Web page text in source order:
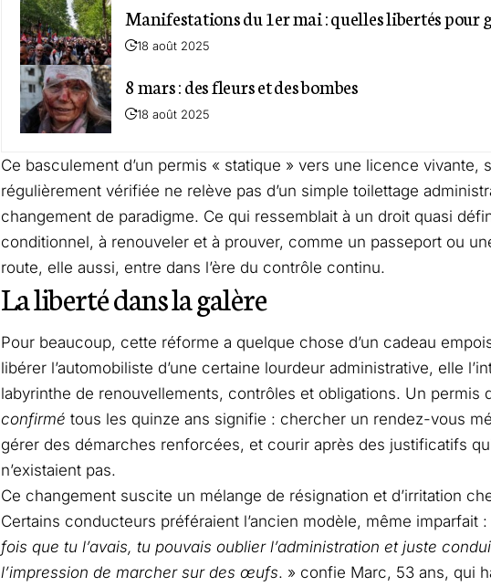
Manifestations du 1er mai : quelles libertés pour
18 août 2025
8 mars : des fleurs et des bombes
18 août 2025
Ce basculement d’un permis « statique » vers une licence vivante,
régulièrement vérifiée ne relève pas d’un simple toilettage
changement de paradigme. Ce qui ressemblait à un droit quasi
conditionnel, à renouveler et à prouver, comme un passeport ou
route, elle aussi, entre dans l’ère du contrôle continu.
La liberté dans la galère
Pour beaucoup, cette réforme a quelque chose d’un cadeau
libérer l’automobiliste d’une certaine lourdeur administrative, elle
labyrinthe de renouvellements, contrôles et obligations. Un permis
confirmé tous les quinze ans signifie : chercher un rendez-vous
gérer des démarches renforcées, et courir après des justificatifs
n’existaient pas.
Ce changement suscite un mélange de résignation et d’irritation
Certains conducteurs préféraient l’ancien modèle, même imparfait :
fois que tu l’avais, tu pouvais oublier l’administration et juste
l’impression de marcher sur des œufs. » confie Marc, 53 ans, qui